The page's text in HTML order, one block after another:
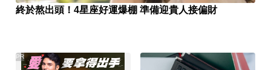
終於熬出頭！4星座好運爆棚 準備迎貴人接偏財
PR